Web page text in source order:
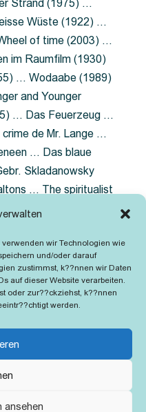
wir Technologien wie
und/oder darauf
zustimmst, k??nnen wir Daten
auf dieser Website verarbeiten.
oder zur??ckziehst, k??nnen
werden.
ansehen
Strand (1975) …
Wüste (1922) …
of time (2003) …
im Raumfilm (1930)
… Wodaabe (1989)
and Younger
… Das Feuerzeug …
de Mr. Lange …
… Das blaue
Skladanowsky
… The spiritualist
… The Song of the
ist die Heide …
nicht …